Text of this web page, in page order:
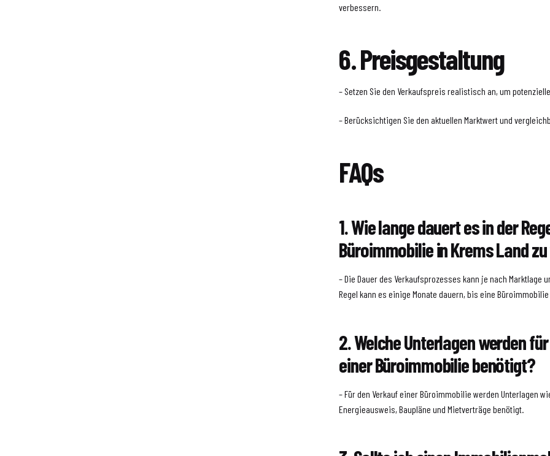
verbessern.
6. Preisgestaltung
– Setzen Sie den Verkaufspreis realistisch an, um
– Berücksichtigen Sie den aktuellen Marktwert und
FAQs
1. Wie lange dauert es in der
Büroimmobilie in Krems Land zu
– Die Dauer des Verkaufsprozesses kann je nach Marktlage
Regel kann es einige Monate dauern, bis eine Büroimmobilie
2. Welche Unterlagen werden für
einer Büroimmobilie benötigt?
– Für den Verkauf einer Büroimmobilie werden Unterlagen
Energieausweis, Baupläne und Mietverträge benötigt.